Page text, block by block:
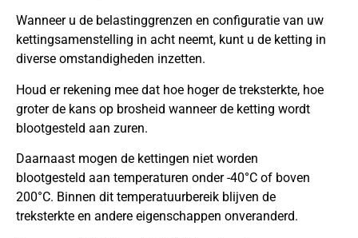
Wanneer u de belastinggrenzen en configuratie van uw
kettingsamenstelling in acht neemt, kunt u de ketting in
diverse omstandigheden inzetten.
Houd er rekening mee dat hoe hoger de treksterkte, hoe
groter de kans op brosheid wanneer de ketting wordt
blootgesteld aan zuren.
Daarnaast mogen de kettingen niet worden
blootgesteld aan temperaturen onder -40°C of boven
200°C. Binnen dit temperatuurbereik blijven de
treksterkte en andere eigenschappen onveranderd.